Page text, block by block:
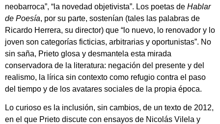
neobarroca”, “la novedad objetivista”. Los poetas de Hablar
de Poesía, por su parte, sostenían (tales las palabras de
Ricardo Herrera, su director) que “lo nuevo, lo renovador y lo
joven son categorías ficticias, arbitrarias y oportunistas”. No
sin saña, Prieto glosa y desmantela esta mirada
conservadora de la literatura: negación del presente y del
realismo, la lírica sin contexto como refugio contra el paso
del tiempo y de los avatares sociales de la propia época.
Lo curioso es la inclusión, sin cambios, de un texto de 2012,
en el que Prieto discute con ensayos de Nicolás Vilela y